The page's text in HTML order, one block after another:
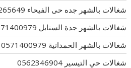
شغالات بالشهر جده حى الفيحاء 0577265649
شغالات بالشهر جدة السنابل 0571400979
شغالات بالشهر الحمدانية 0571400979
شغالات حي التيسير 0562346904